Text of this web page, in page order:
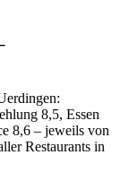
8,5, Essen
8,6 – jeweils von
Restaurants in